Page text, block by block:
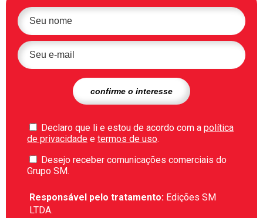
Declaro que li e estou de acordo com a política
de privacidade e termos de uso.
Desejo receber comunicações comerciais do
Grupo SM.
Responsável pelo tratamento: Edições SM
LTDA.